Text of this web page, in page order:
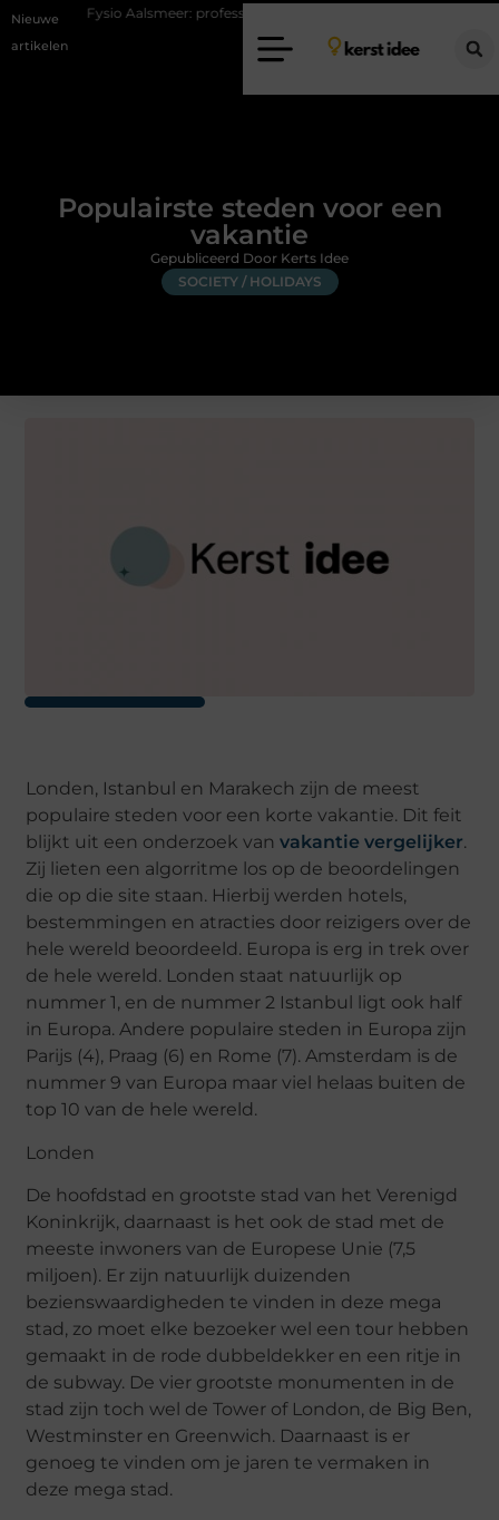
Nieuwe
artikelen
Aalsmeer: professionele hulp bij pijn en bewegingsklachten
Populairste steden voor een
vakantie
SOCIETY / HOLIDAYS
Gepubliceerd Door Kerts Idee
Londen, Istanbul en Marakech zijn de meest
populaire steden voor een korte vakantie. Dit feit
blijkt uit een onderzoek vanvakantie vergelijker.
Zij lieten een algorritme los op de beoordelingen
die op die site staan. Hierbij werden hotels,
bestemmingen en atracties door reizigers over de
hele wereld beoordeeld. Europa is erg in trek over
de hele wereld. Londen staat natuurlijk op
nummer 1, en de nummer 2 Istanbul ligt ook half
in Europa. Andere populaire steden in Europa zijn
Parijs (4), Praag (6) en Rome (7). Amsterdam is de
nummer 9 van Europa maar viel helaas buiten de
top 10 van de hele wereld.
Londen
De hoofdstad en grootste stad van het Verenigd
Koninkrijk, daarnaast is het ook de stad met de
meeste inwoners van de Europese Unie (7,5
miljoen). Er zijn natuurlijk duizenden
bezienswaardigheden te vinden in deze mega
stad, zo moet elke bezoeker wel een tour hebben
gemaakt in de rode dubbeldekker en een ritje in
de subway. De vier grootste monumenten in de
stad zijn toch wel de Tower of London, de Big Ben,
Westminster en Greenwich. Daarnaast is er
genoeg te vinden om je jaren te vermaken in
deze mega stad.